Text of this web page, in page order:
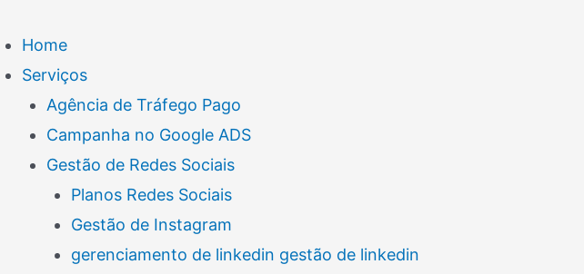
Home
Serviços
Agência de Tráfego Pago
Campanha no Google ADS
Gestão de Redes Sociais
Planos Redes Sociais
Gestão de Instagram
gerenciamento de linkedin gestão de linkedin
Menu